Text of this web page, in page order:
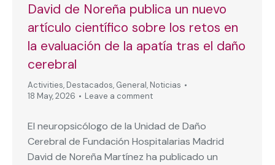
David de Noreña publica un nuevo
artículo científico sobre los retos en
la evaluación de la apatía tras el daño
cerebral
Activities, Destacados, General, Noticias
18 May, 2026
Leave a comment
El neuropsicólogo de la Unidad de Daño
Cerebral de Fundación Hospitalarias Madrid
David de Noreña Martínez ha publicado un